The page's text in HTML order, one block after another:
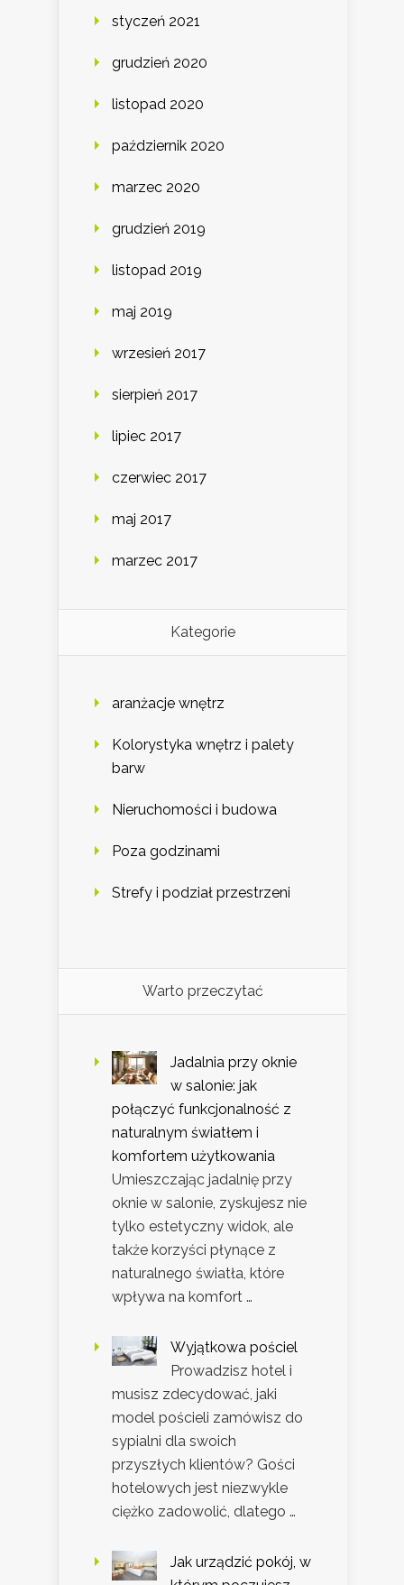
styczeń 2021
grudzień 2020
listopad 2020
październik 2020
marzec 2020
grudzień 2019
listopad 2019
maj 2019
wrzesień 2017
sierpień 2017
lipiec 2017
czerwiec 2017
maj 2017
marzec 2017
Kategorie
aranżacje wnętrz
Kolorystyka wnętrz i palety
barw
Nieruchomości i budowa
Poza godzinami
Strefy i podział przestrzeni
Warto przeczytać
Jadalnia przy oknie
w salonie: jak
połączyć funkcjonalność z
naturalnym światłem i
komfortem użytkowania
Umieszczając jadalnię przy
oknie w salonie, zyskujesz nie
tylko estetyczny widok, ale
także korzyści płynące z
naturalnego światła, które
wpływa na komfort …
Wyjątkowa pościel
Prowadzisz hotel i
musisz zdecydować, jaki
model pościeli zamówisz do
sypialni dla swoich
przyszłych klientów? Gości
hotelowych jest niezwykle
ciężko zadowolić, dlatego …
Jak urządzić pokój, w